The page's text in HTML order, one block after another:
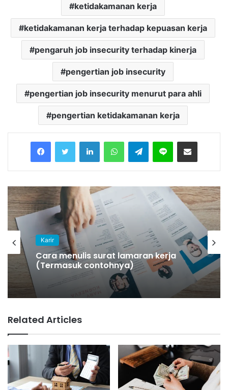
ketidakamanan kerja
ketidakamanan kerja terhadap kepuasan kerja
pengaruh job insecurity terhadap kinerja
pengertian job insecurity
pengertian job insecurity menurut para ahli
pengertian ketidakamanan kerja
Telegram
Karir
Cara menulis surat lamaran kerja
(Termasuk contohnya)
Related Articles